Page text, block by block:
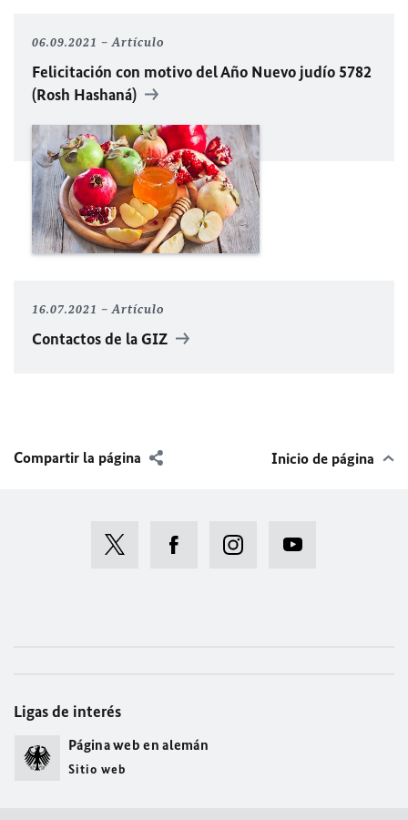
06.09.2021 Artículo
Felicitación con motivo del Año Nuevo judío 5782
(Rosh Hashaná)
16.07.2021 Artículo
Contactos de la GIZ
Compartir la página Inicio de página
Ligas de interés
Página web en alemán
Sitio web